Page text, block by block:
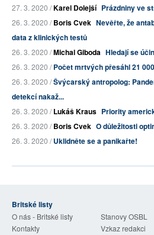
27. 3. 2020 /Karel Dolejší Prázdniny ve
26. 3. 2020 /Boris Cvek Nevěřte, že
data z klinických testů
26. 3. 2020 /Michal Giboda Hledají se
26. 3. 2020 /Počet mrtvých přesáhl 21 000
26. 3. 2020 /Švýcarský antropolog:
detekcí nakaž...
26. 3. 2020 /Lukáš Kraus Priority
26. 3. 2020 /Boris Cvek O důležitosti
26. 3. 2020 /Uklidněte se a panikařte!
Britské listy
O nás - Britské listy
Stanovy OSBL
Kontakty
Vzkaz redakci